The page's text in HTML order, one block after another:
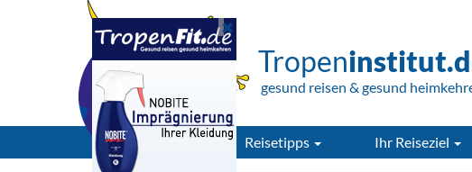
Tropen
gesund reisen & gesund
Reisetipps Ihr Reiseziel